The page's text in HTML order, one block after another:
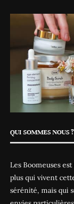
QUI SOMMES NOUS ?
Les Boomeuses
plus qui vivent
sérénité, mais qui